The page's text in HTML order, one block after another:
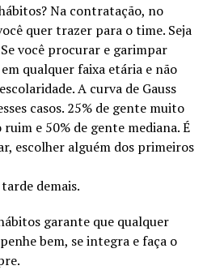
Na contratação, no
quer trazer para o time. Seja
você procurar e garimpar
qualquer faixa etária e não
A curva de Gauss
casos. 25% de gente muito
e 50% de gente mediana. É
escolher alguém dos primeiros
demais.
garante que qualquer
bem, se integra e faça o